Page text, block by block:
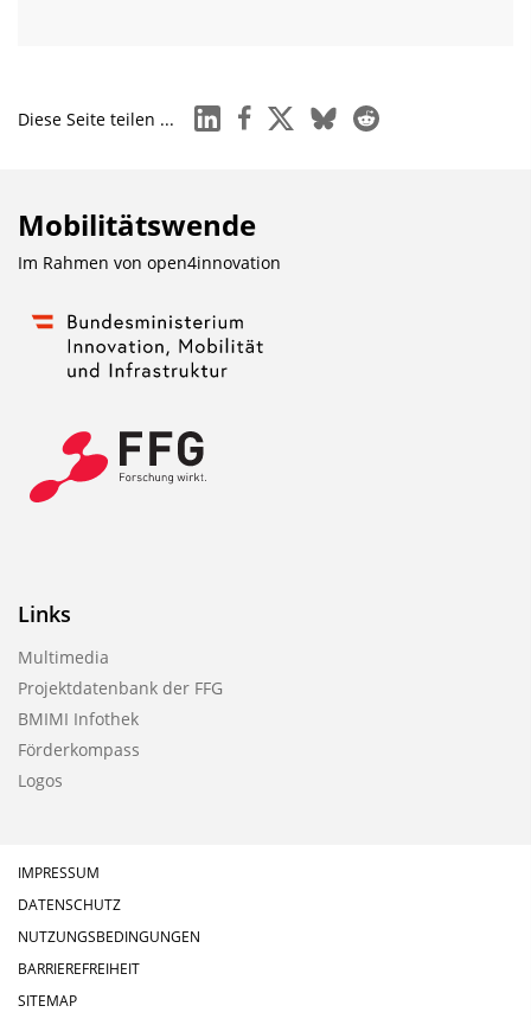
Diese Seite teilen ... linkedinfacebook
x blueskyreddit
Mobilitätswende
Im Rahmen von open4innovation
Links
Multimedia
Projektdatenbank der FFG
BMIMI Infothek
Förderkompass
Logos
IMPRESSUM
DATENSCHUTZ
NUTZUNGSBEDINGUNGEN
BARRIEREFREIHEIT
SITEMAP